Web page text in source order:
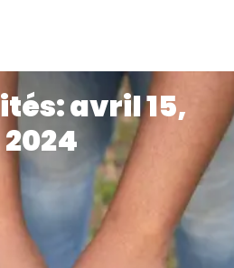
avril 15,
2024